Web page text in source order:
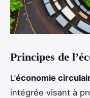
Principes de
L’économie
intégrée visant à